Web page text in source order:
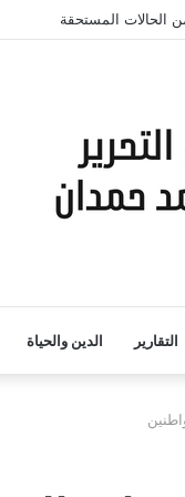
الحالات المستحقة
التقارير الدين والحياة